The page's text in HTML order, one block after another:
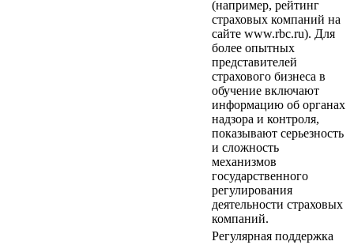
(например, рейтинг
страховых компаний на
сайте www.rbc.ru). Для
более опытных
представителей
страхового бизнеса в
обучение включают
информацию об органах
надзора и контроля,
показывают серьезность
и сложность
механизмов
государственного
регулирования
деятельности страховых
компаний.
Регулярная поддержка